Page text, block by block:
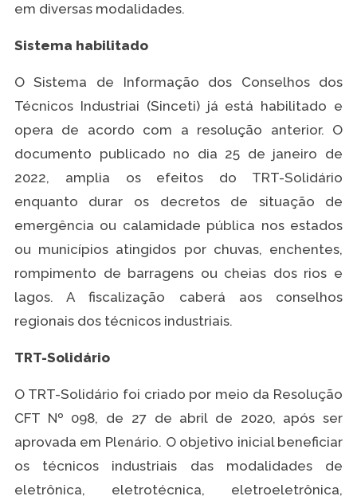
em diversas modalidades.
Sistema habilitado
O Sistema de Informação dos Conselhos dos
Técnicos Industriai (Sinceti) já está habilitado e
opera de acordo com a resolução anterior. O
documento publicado no dia 25 de janeiro de
2022, amplia os efeitos do TRT-Solidário
enquanto durar os decretos de situação de
emergência ou calamidade pública nos estados
ou municípios atingidos por chuvas, enchentes,
rompimento de barragens ou cheias dos rios e
lagos. A fiscalização caberá aos conselhos
regionais dos técnicos industriais.
TRT-Solidário
O TRT-Solidário foi criado por meio da Resolução
CFT Nº 098, de 27 de abril de 2020, após ser
aprovada em Plenário. O objetivo inicial beneficiar
os técnicos industriais das modalidades de
eletrônica, eletrotécnica, eletroeletrônica,